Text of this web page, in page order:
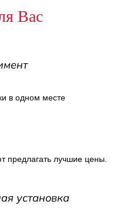
Вас
в одном месте
предлагать лучшие цены.
установка